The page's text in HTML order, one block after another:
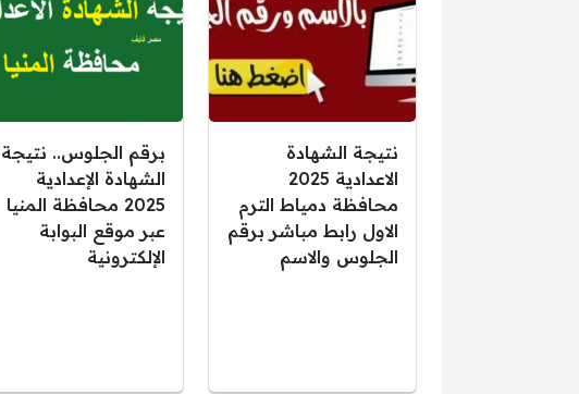
نتيجة الشهادة
الاعدادية 2025
محافظة دمياط الترم
الاول رابط مباشر برقم
الجلوس والاسم
برقم الجلوس.. نتيجة
الشهادة الإعدادية
2025 محافظة المنيا
عبر موقع البوابة
الإلكترونية